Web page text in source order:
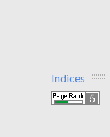
Indices